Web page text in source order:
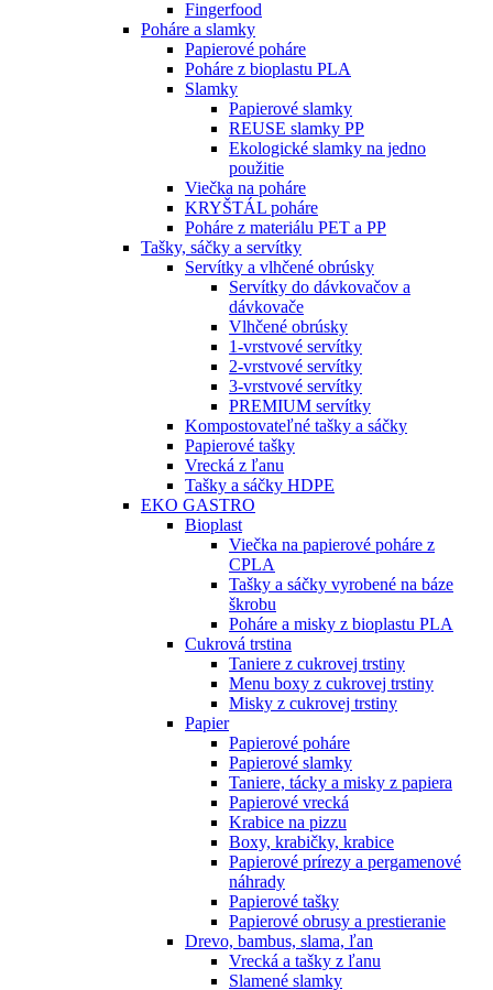
Fingerfood
Poháre a slamky
Papierové poháre
Poháre z bioplastu PLA
Slamky
Papierové slamky
REUSE slamky PP
Ekologické slamky na jedno
použitie
Viečka na poháre
KRYŠTÁL poháre
Poháre z materiálu PET a PP
Tašky, sáčky a servítky
Servítky a vlhčené obrúsky
Servítky do dávkovačov a
dávkovače
Vlhčené obrúsky
1-vrstvové servítky
2-vrstvové servítky
3-vrstvové servítky
PREMIUM servítky
Kompostovateľné tašky a sáčky
Papierové tašky
Vrecká z ľanu
Tašky a sáčky HDPE
EKO GASTRO
Bioplast
Viečka na papierové poháre z
CPLA
Tašky a sáčky vyrobené na báze
škrobu
Poháre a misky z bioplastu PLA
Cukrová trstina
Taniere z cukrovej trstiny
Menu boxy z cukrovej trstiny
Misky z cukrovej trstiny
Papier
Papierové poháre
Papierové slamky
Taniere, tácky a misky z papiera
Papierové vrecká
Krabice na pizzu
Boxy, krabičky, krabice
Papierové prírezy a pergamenové
náhrady
Papierové tašky
Papierové obrusy a prestieranie
Drevo, bambus, slama, ľan
Vrecká a tašky z ľanu
Slamené slamky